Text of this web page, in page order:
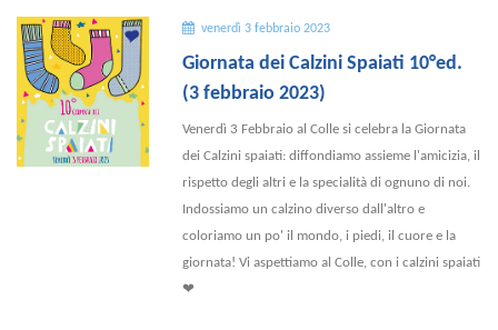
venerdì 3 febbraio 2023
Giornata dei Calzini Spaiati 10°ed.
(3 febbraio 2023)
Venerdì 3 Febbraio al Colle si celebra la Giornata
dei Calzini spaiati: diffondiamo assieme l'amicizia, il
rispetto degli altri e la specialità di ognuno di noi.
Indossiamo un calzino diverso dall'altro e
coloriamo un po' il mondo, i piedi, il cuore e la
giornata! Vi aspettiamo al Colle, con i calzini spaiati
❤